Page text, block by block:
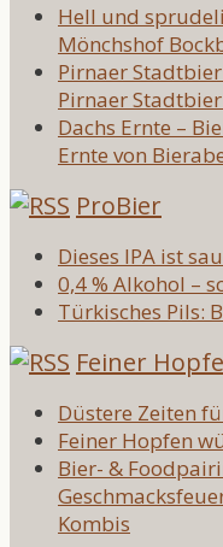
Hell und
Mönchshof
Pirnaer
Pirnaer
Dachs Ernte –
Ernte von
ProBier
Dieses IPA ist
0,4 % Alkohol –
Türkisches Pils:
Feiner
Düstere Zeiten
Feiner Hopfen
Bier- &
Kombis